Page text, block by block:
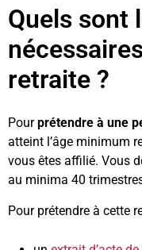
Quels sont
retraite ?
Pourprétendre à une
atteint l’âge minimum
vous êtes affilié. Vous
au minima 40
Pour prétendre à cette